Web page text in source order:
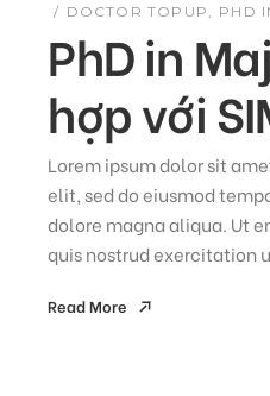
DOCTOR TOPUP PHD
PhD in
hợp với
Lorem ipsum dolor sit
elit, sed do eiusmod
dolore magna aliqua. Ut
quis nostrud exercitation
Read More